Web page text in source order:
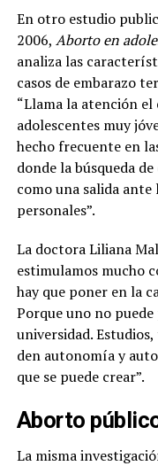
En otro estudio
2006, Aborto en
analiza las
casos de embarazo
“Llama la atención
adolescentes muy
hecho frecuente en
donde la búsqueda
como una salida
personales”.
La doctora Liliana
estimulamos mucho
hay que poner en la
Porque uno no
universidad.
den autonomía y
que se puede crear”.
Aborto
La misma